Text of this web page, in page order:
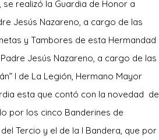
se realizó la Guardia de Honor a
Jesús Nazareno, a cargo de las
y Tambores de esta Hermandad
Jesús Nazareno, a cargo de las
I de La Legión, Hermano Mayor
esta que contó con la novedad de
por los cinco Banderines de
Tercio y el de la I Bandera, que por